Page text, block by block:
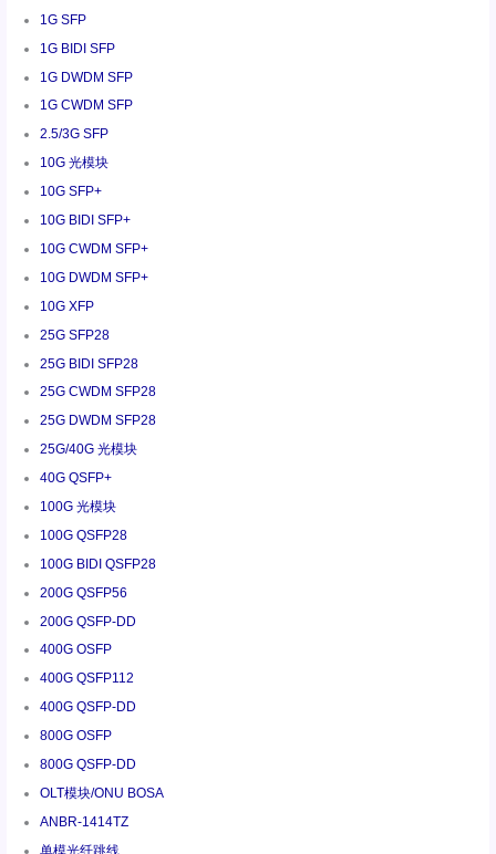
1G SFP
1G BIDI SFP
1G DWDM SFP
1G CWDM SFP
2.5/3G SFP
10G 光模块
10G SFP+
10G BIDI SFP+
10G CWDM SFP+
10G DWDM SFP+
10G XFP
25G SFP28
25G BIDI SFP28
25G CWDM SFP28
25G DWDM SFP28
25G/40G 光模块
40G QSFP+
100G 光模块
100G QSFP28
100G BIDI QSFP28
200G QSFP56
200G QSFP-DD
400G OSFP
400G QSFP112
400G QSFP-DD
800G OSFP
800G QSFP-DD
OLT模块/ONU BOSA
ANBR-1414TZ
单模光纤跳线